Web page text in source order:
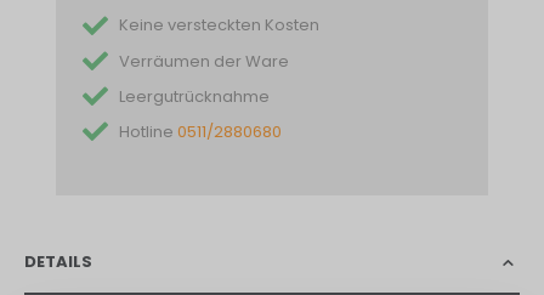
Keine versteckten Kosten
Verräumen der Ware
Leergutrücknahme
Hotline 0511/2880680
DETAILS